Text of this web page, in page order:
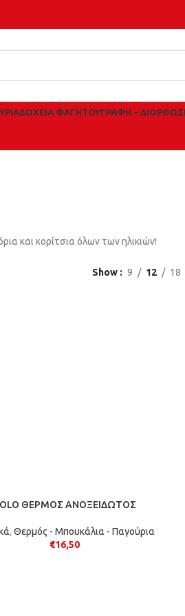
ΔΟΧΕΊΑ ΦΑΓΗΤΟΎΓΡΑΦΉ –
και κορίτσια όλων των ηλικιών!
Show 9 12 18
ΘΕΡΜΟΣ ΑΝΟΞΕΙΔΩΤΟΣ
, Θερμός - Μπουκάλια - Παγούρια
€16,50